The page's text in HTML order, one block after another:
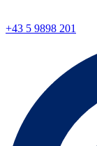
+43 5 9898 201